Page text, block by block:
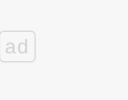
ad